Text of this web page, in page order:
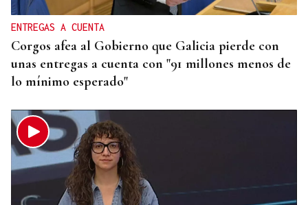
ENTREGAS A CUENTA
Corgos afea al Gobierno que Galicia pierde con
unas entregas a cuenta con "91 millones menos de
lo mínimo esperado"